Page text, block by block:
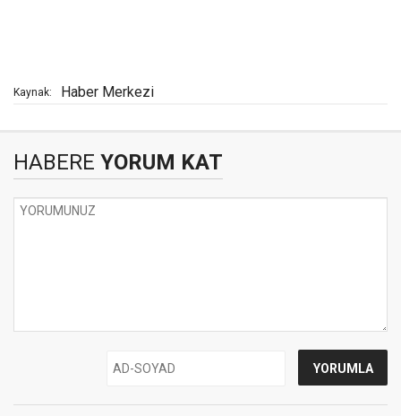
Kaynak: Haber Merkezi
HABERE YORUM KAT